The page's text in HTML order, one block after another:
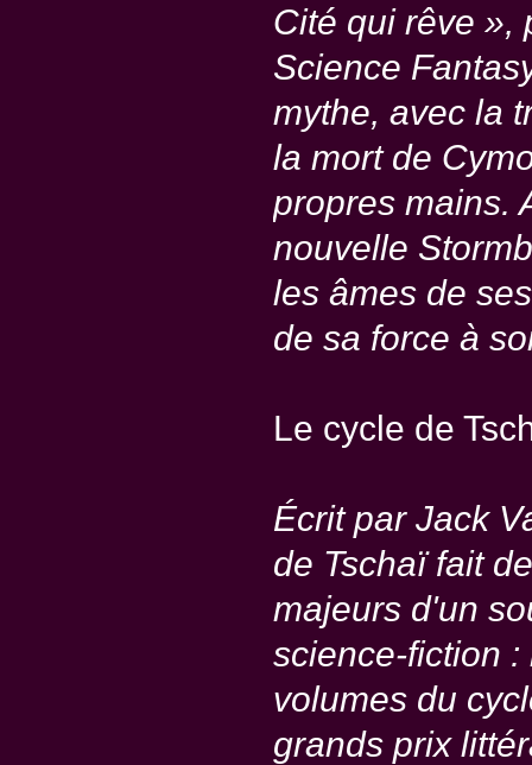
Cité qui rêve »,
Science
mythe, avec la
la mort de
propres mains.
nouvelle
les âmes de
de sa force à
Le cycle de
Écrit par Jack
de Tschaï fait
majeurs d'un
science-fiction
volumes du
grands prix